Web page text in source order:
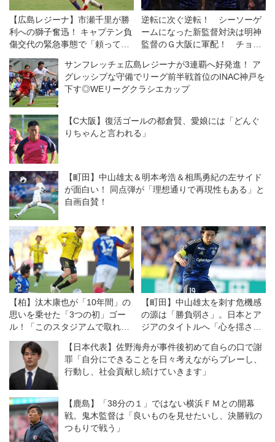
【広島レジーナ】市瀬千里が勝
利への獅子奮迅！ キャプテン負
傷交代の緊急事態で「頼ってき
たところを、全部自分がやる」
逆転に次ぐ逆転！ シーソーゲ
ームになった新監督対決は明神
監督のＧ大阪に軍配！ チョウ
中、意欲を示すも一歩及ばず
◎J１開幕戦
サンフレッチェ広島レジーナが3連覇へ好発進！ ア
グレッシブな守備でリーグ前半戦首位のINAC神戸を
下す◎WEリーグクラシエカップ
【C大阪】復活ゴールの都倉賢、愛娘には「どんぐ
りちゃんと言われる」
【町田】中山雄太＆明本考浩＆相馬勇紀の左サイド
が面白い！ 同点弾が「理想通りで再現性もある」と
自画自賛！
【柏】汰木康也が「10年間」の
思いを乗せた「3つの初」ゴー
ル！「このスタジアムで取れた
ことは特別です」
【町田】中山雄太を刺す危機感
の源は「勝負弱さ」。日本とア
ジアのタイトルへ「心を揺さぶ
ー）
【日本代表】佐野海舟が事件後初めて自らの口で謝
罪「自分にできることを日々考えながらプレーし、
行動し、社会貢献し続けていきます」
【鹿島】「38分の１」ではない横浜ＦＭとの開幕
戦。鬼木監督は「良いものを見せたいし、決勝戦の
つもりで戦う」